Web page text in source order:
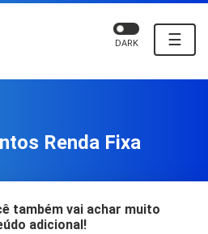
☰
DARK
Renda Fixa
também vai achar muito
adicional!